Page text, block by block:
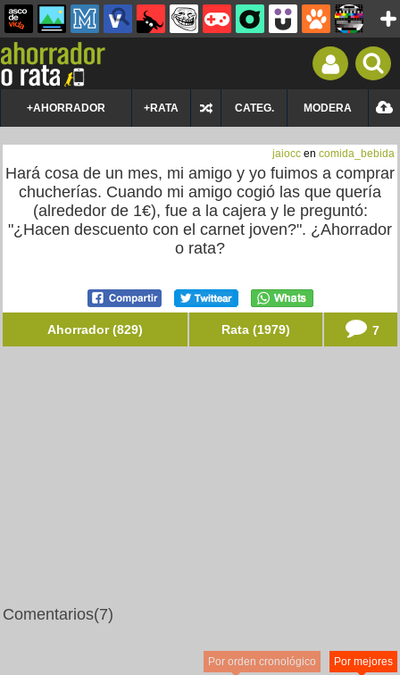
+AHORRADOR +RATA CATEG. MODERA
jaiocc en comida_bebida
Hará cosa de un mes, mi amigo y yo fuimos a comprar
chucherías. Cuando mi amigo cogió las que quería
(alrededor de 1€), fue a la cajera y le preguntó:
"¿Hacen descuento con el carnet joven?". ¿Ahorrador
o rata?
Ahorrador (829) Rata (1979) 7
Comentarios(7)
Por mejores
Por orden cronológico